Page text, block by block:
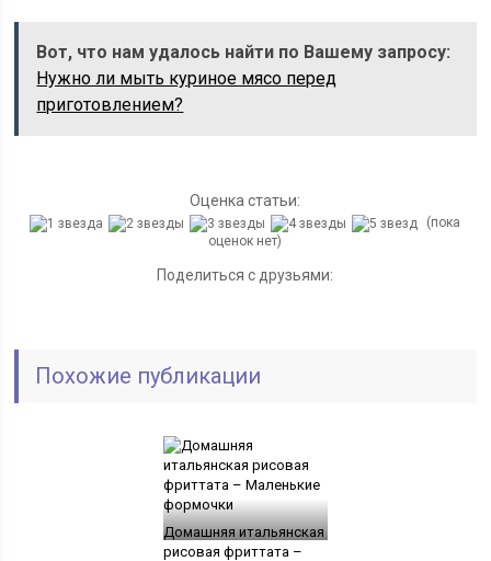
Вот, что нам удалось найти по Вашему запросу:
Нужно ли мыть куриное мясо перед
приготовлением?
Оценка статьи:
(пока
оценок нет)
Поделиться с друзьями:
Похожие публикации
Домашняя итальянская
рисовая фриттата –